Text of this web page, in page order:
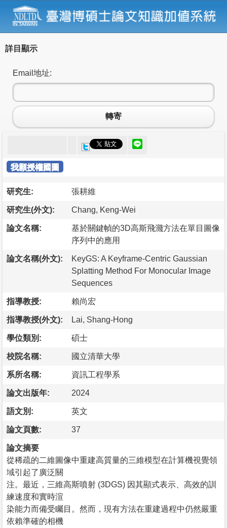
詳目顯示
Email地址:
轉寄
我願授權國圖
研究生: 張耕維
研究生(外文): Chang, Keng-Wei
論文名稱:
基於關鍵幀的3D高斯飛濺方法在單目圖像
序列中的應用
論文名稱(外文):
KeyGS: A Keyframe-Centric Gaussian
Splatting Method For Monocular Image
Sequences
指導教授: 賴尚宏
指導教授(外文): Lai, Shang-Hong
學位類別: 碩士
校院名稱: 國立清華大學
系所名稱: 資訊工程學系
論文出版年: 2024
語文別: 英文
論文頁數: 37
論文摘要
從稀疏的二維圖像中重建高質量的三維模型在計算機視覺領
域引起了廣泛關
注。最近，三維高斯噴射 (3DGS) 因其顯式表示、高效的訓
練速度和實時渲
染能力而備受矚目。然而，現有方法在重建過程中仍然嚴重
依賴準確的相機